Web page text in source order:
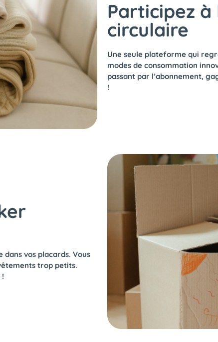
Participez à
circulaire
Une seule plateforme qui
modes de consommation
passant par l’abonnement,
!
dans vos placards. Vous
trop petits.